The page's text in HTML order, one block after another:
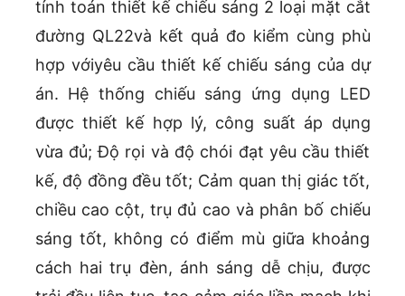
tính toán thiết kế chiếu sáng 2 loại mặt cắt
đường QL22và kết quả đo kiểm cùng phù
hợp vớiyêu cầu thiết kế chiếu sáng của dự
án. Hệ thống chiếu sáng ứng dụng LED
được thiết kế hợp lý, công suất áp dụng
vừa đủ; Độ rọi và độ chói đạt yêu cầu thiết
kế, độ đồng đều tốt; Cảm quan thị giác tốt,
chiều cao cột, trụ đủ cao và phân bố chiếu
sáng tốt, không có điểm mù giữa khoảng
cách hai trụ đèn, ánh sáng dễ chịu, được